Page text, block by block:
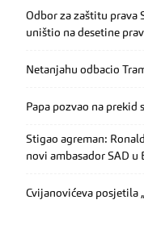
Odbor za zaštitu prava
uništio na desetine
Netanjahu odbacio
Papa pozvao na prekid
Stigao agreman:
novi ambasador SAD u
Cvijanovićeva posjetila